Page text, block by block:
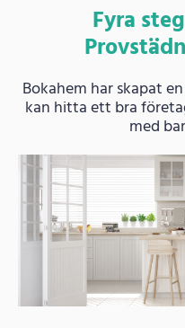
Fyra
Bokahem har skapat
kan hitta ett bra
med